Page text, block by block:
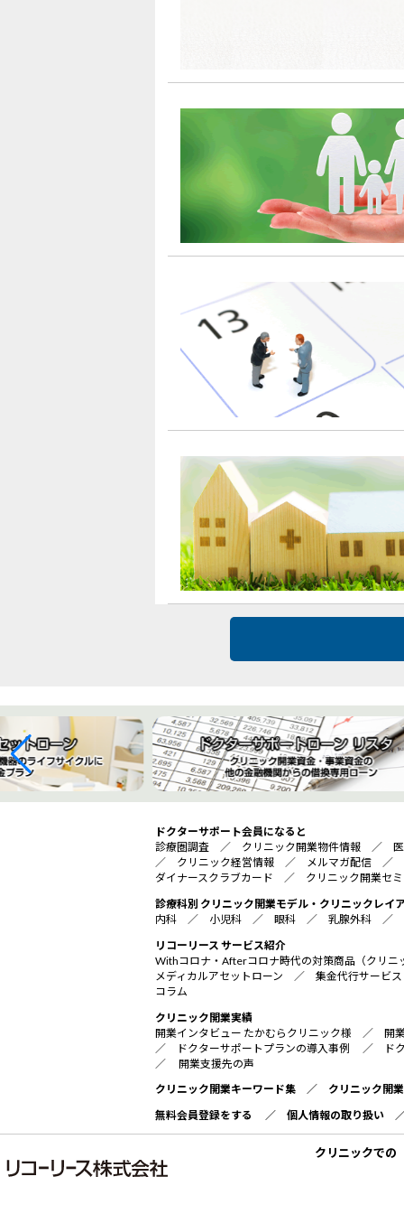
ドクターサポート会員になると
診療圏調査 ／ クリニック開業物件情報 ／
／ クリニック経営情報 ／ メルマガ配信 ／
ダイナースクラブカード ／ クリニック開業セ
診療科別 クリニック開業モデル・クリニックレイ
内科 ／ 小児科 ／ 眼科 ／ 乳腺外科 ／
リコーリース サービス紹介
Withコロナ・Afterコロナ時代の対策商品（クリニ
メディカルアセットローン ／ 集金代行サービス
コラム
クリニック開業実績
開業インタビュー たかむらクリニック様 ／ 開
／
ドクターサポートプランの導入事例 ／
ド
／ 開業支援先の声
クリニック開業キーワード集 ／ クリニック開
無料会員登録をする
／ 個人情報の取り扱い
クリニックでの